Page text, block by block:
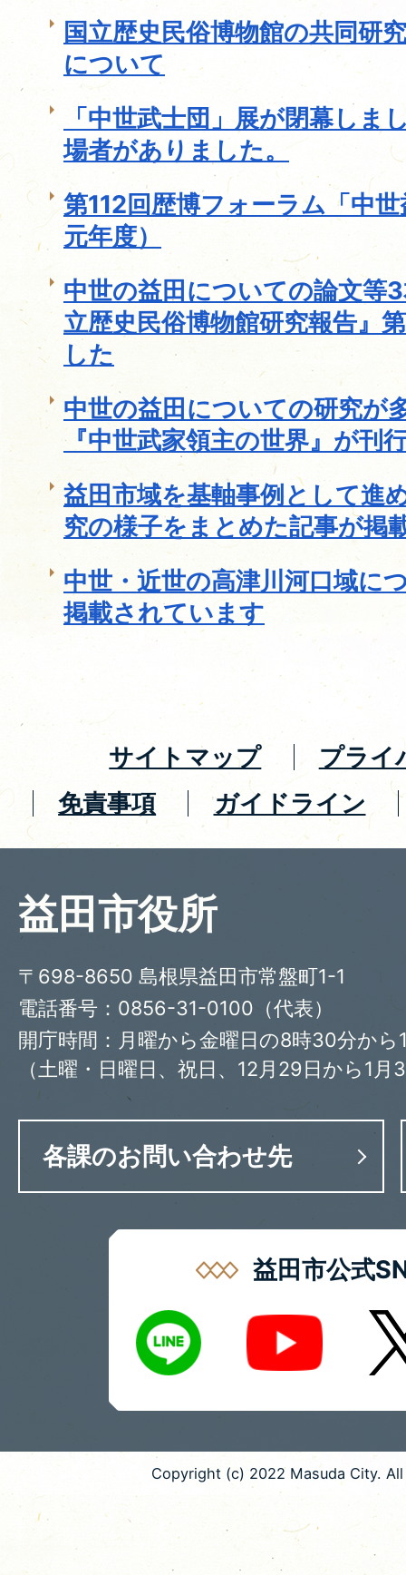
国立歴史民俗博物館の共同研
について
「中世武士団」展が閉幕し
場者がありました。
第112回歴博フォーラム「中
元年度）
中世の益田についての論文等
立歴史民俗博物館研究報告』
した
中世の益田についての研究が
『中世武家領主の世界』が刊
益田市域を基軸事例として進
究の様子をまとめた記事が掲
中世・近世の高津川河口域に
掲載されています
サイトマップ
プライ
免責事項
ガイドライン
益田市役所
〒698-8650 島根県益田市常盤町1-1
電話番号：0856-31-0100（代表）
開庁時間：月曜から金曜日の8時30分から
（土曜・日曜日、祝日、12月29日から1月
各課のお問い合わせ先
益田市公式
LINE
Youtube X
Copyright (c) 2022 Masuda City.